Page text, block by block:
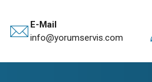
E-Mail
info@yorumservis.com